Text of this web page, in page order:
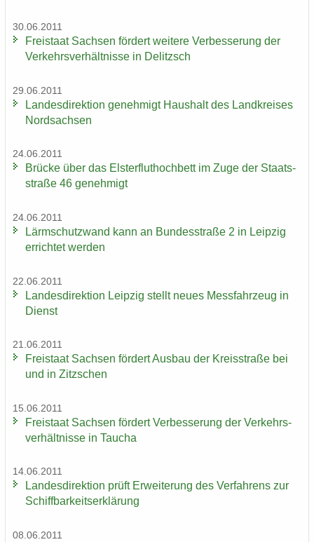
30.06.2011
Frei­staat Sach­sen för­dert wei­te­re Ver­bes­se­rung der
Ver­kehrs­ver­hält­nis­se in De­litzsch
29.06.2011
Lan­des­di­rek­ti­on ge­neh­migt Haus­halt des Land­krei­ses
Nord­sach­sen
24.06.2011
Brü­cke über das Els­ter­flut­hoch­bett im Zuge der Staats­
stra­ße 46 ge­neh­migt
24.06.2011
Lärm­schutz­wand kann an Bun­des­stra­ße 2 in Leip­zig
er­rich­tet wer­den
22.06.2011
Lan­des­di­rek­ti­on Leip­zig stellt neues Mess­fahr­zeug in
Dienst
21.06.2011
Frei­staat Sach­sen för­dert Aus­bau der Kreis­stra­ße bei
und in Zitz­schen
15.06.2011
Frei­staat Sach­sen för­dert Ver­bes­se­rung der Ver­kehrs­
ver­hält­nis­se in Tau­cha
14.06.2011
Lan­des­di­rek­ti­on prüft Er­wei­te­rung des Ver­fah­rens zur
Schiff­bar­keits­er­klä­rung
08.06.2011